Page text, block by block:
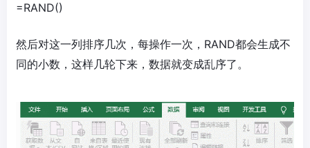
=RAND()
然后对这一列排序几次，每操作一次，RAND都会生成不
同的小数，这样几轮下来，数据就变成乱序了。